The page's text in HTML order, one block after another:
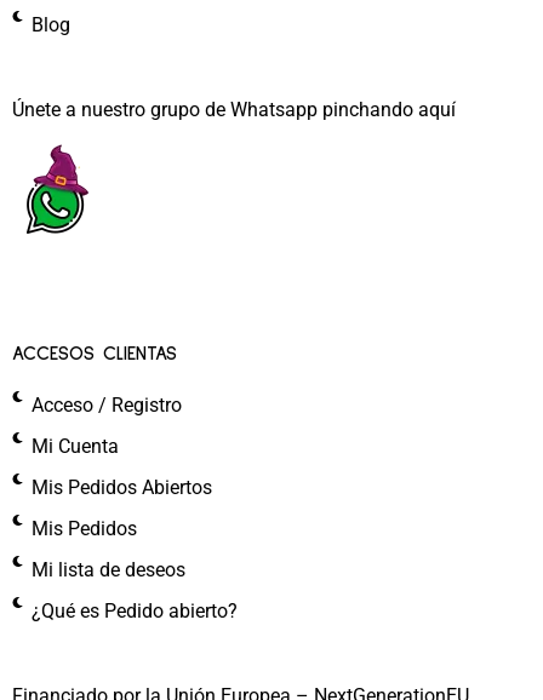
Blog
Únete a nuestro grupo de Whatsapp pinchando aquí​
ACCESOS CLIENTAS
Acceso / Registro
Mi Cuenta
Mis Pedidos Abiertos
Mis Pedidos
Mi lista de deseos
¿Qué es Pedido abierto?